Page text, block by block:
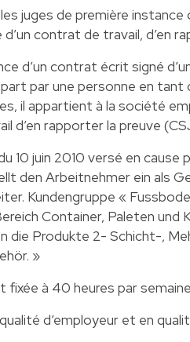
juges de première
contrat de travail, d’en
d’un contrat écrit signé
par une personne en
il appartient à la société
d’en rapporter la preuve
10 juin 2010 versé en cause
den Arbeitnehmer ein als
Kundengruppe «
Container, Paleten und
die Produkte 2- Schicht-,
»
fixée à 40 heures par
d’employeur et en